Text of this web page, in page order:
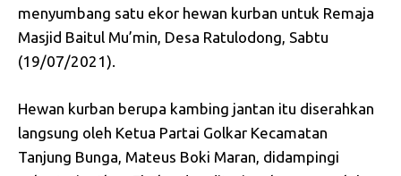
menyumbang satu ekor hewan kurban untuk Remaja
Masjid Baitul Mu’min, Desa Ratulodong, Sabtu
(19/07/2021).
Hewan kurban berupa kambing jantan itu diserahkan
langsung oleh Ketua Partai Golkar Kecamatan
Tanjung Bunga, Mateus Boki Maran, didampingi